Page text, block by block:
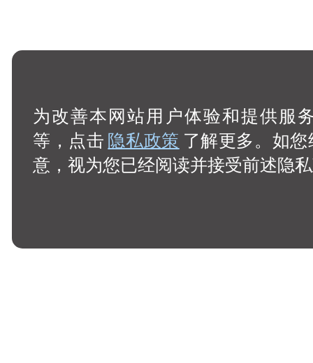
为改善本网站用户体验和提供服
等，点击隐私政策 了解更多。如
意，视为您已经阅读并接受前述隐